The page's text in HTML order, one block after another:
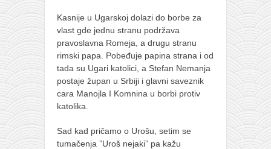
Kasnije u Ugarskoj dolazi do borbe za
vlast gde jednu stranu podržava
pravoslavna Romeja, a drugu stranu
rimski papa. Pobeđuje papina strana i od
tada su Ugari katolici, a Stefan Nemanja
postaje župan u Srbiji i glavni saveznik
cara Manojla I Komnina u borbi protiv
katolika.
Sad kad pričamo o Urošu, setim se
tumačenja ”Uroš nejaki” pa kažu